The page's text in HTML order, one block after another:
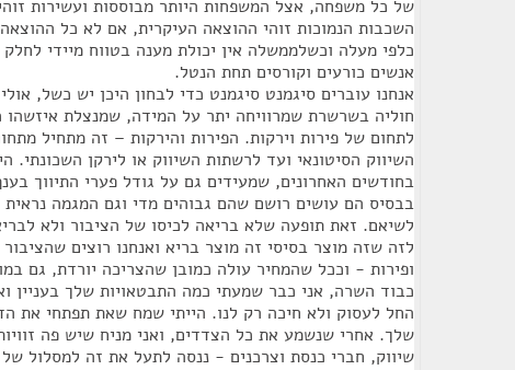
של כל משפחה, אצל המשפחות היותר מבוססות ועשירות
השכבות הנמוכות זוהי ההוצאה העיקרית, אם לא כל
כלפי מעלה וכשלממשלה אין יכולת מענה בטווח מיידי
אנשים כורעים וקורסים תחת הנטל.
אנחנו עוברים סיגמנט סיגמנט כדי לבחון היכן יש כשל,
חוליה בשרשרת שמרוויחה יתר על המידה, שמנצלת איזשהו
לתחום של פירות וירקות. הפירות והירקות – זה מתחיל
השיווק הסיטונאי ועד לרשתות השיווק או לירקן השכונתי.
בחודשים האחרונים, שמעידים גם על גודל פערי התיווך
בבסיס הם עושים רושם שהם גבוהים מדי וגם המגמה נראית
לשיאם. זאת תופעה שלא בריאה לכיסו של הציבור ולא
לזה שזה מוצר בסיסי זה מוצר בריא ואנחנו רוצים
ופירות - וככל שהמחיר עולה כמובן שהצריכה יורדת, גם
כבוד השרה, אני כבר שמעתי כמה התבטאויות שלך בעניין
החל לעסוק ולא חיכה רק לנו. הייתי שמח שאת תפתחי את
שלך. אחרי שנשמע את כל הצדדים, ואני מניח שיש פה
שיווק, חברי כנסת וצרכנים - ננסה לתעל את זה למסלול